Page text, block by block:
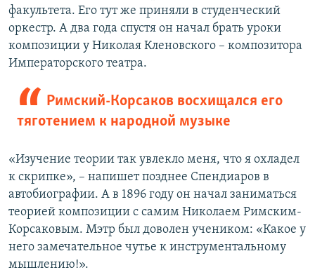
факультета. Его тут же приняли в студенческий
оркестр. А два года спустя он начал брать уроки
композиции у Николая Кленовского – композитора
Императорского театра.
Римский-Корсаков восхищался его
тяготением к народной музыке
«Изучение теории так увлекло меня, что я охладел
к скрипке», – напишет позднее Спендиаров в
автобиографии. А в 1896 году он начал заниматься
теорией композиции с самим Николаем Римским-
Корсаковым. Мэтр был доволен учеником: «Какое у
него замечательное чутье к инструментальному
мышлению!».